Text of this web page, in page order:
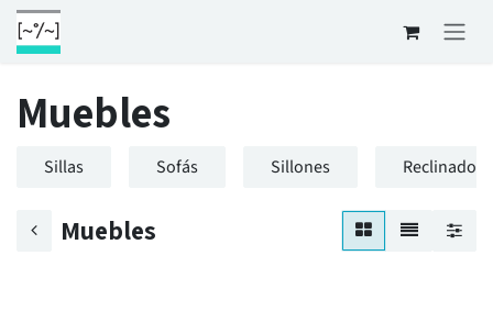
Ir al contenido
Muebles
Sillas Sofás Sillones
Muebles